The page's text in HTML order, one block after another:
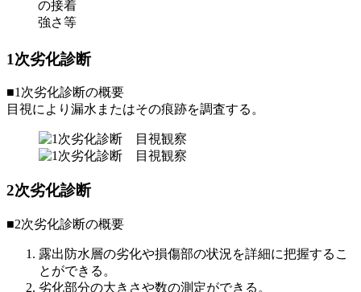
の接着
強さ等
1次劣化診断
■1次劣化診断の概要
目視により漏水またはその痕跡を調査する。
2次劣化診断
■2次劣化診断の概要
露出防水層の劣化や損傷部の状況を詳細に把握するこ
とができる。
劣化部分の大きさや数の測定ができる。